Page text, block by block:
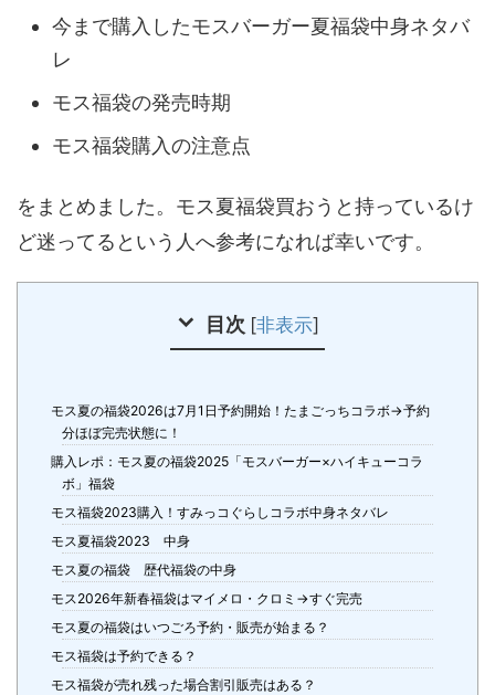
今まで購入したモスバーガー夏福袋中身ネタバ
レ
モス福袋の発売時期
モス福袋購入の注意点
をまとめました。モス夏福袋買おうと持っているけ
ど迷ってるという人へ参考になれば幸いです。
目次 [非表示]
モス夏の福袋2026は7月1日予約開始！たまごっちコラボ→予約
分ほぼ完売状態に！
購入レポ：モス夏の福袋2025「モスバーガー×ハイキューコラ
ボ」福袋
モス福袋2023購入！すみっコぐらしコラボ中身ネタバレ
モス夏福袋2023 中身
モス夏の福袋 歴代福袋の中身
モス2026年新春福袋はマイメロ・クロミ→すぐ完売
モス夏の福袋はいつごろ予約・販売が始まる？
モス福袋は予約できる？
モス福袋が売れ残った場合割引販売はある？